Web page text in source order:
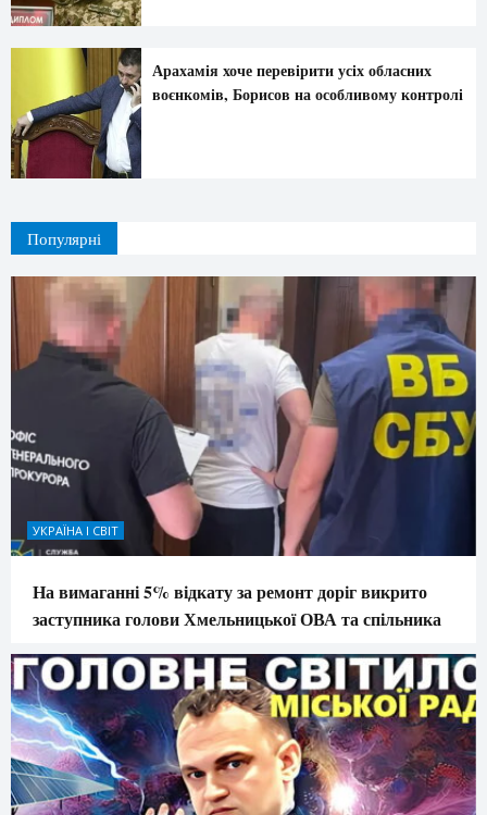
Арахамія хоче перевірити усіх обласних
воєнкомів, Борисов на особливому контролі
Популярні
УКРАЇНА І СВІТ
На вимаганні 5% відкату за ремонт доріг викрито
заступника голови Хмельницької ОВА та спільника